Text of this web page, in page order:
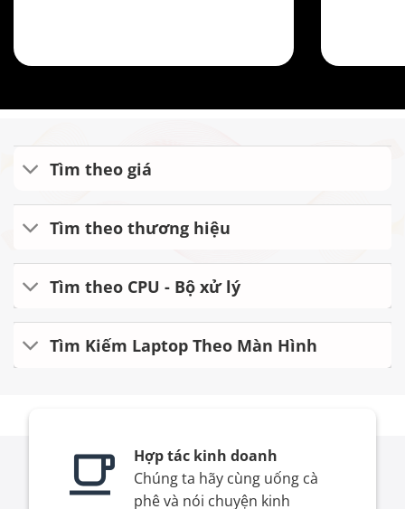
Tìm theo giá
Tìm theo thương hiệu
Tìm theo CPU - Bộ xử lý
Tìm Kiếm Laptop Theo Màn Hình
Hợp tác kinh doanh
Chúng ta hãy cùng uống cà
phê và nói chuyện kinh